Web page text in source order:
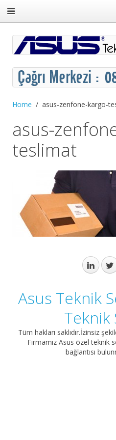
Home asus-zenfone-kargo-
asus-
teslimat
Asus Teknik
Teknik
Tüm hakları saklıdır.İzinsiz
Firmamız Asus özel teknik
bağlantısı